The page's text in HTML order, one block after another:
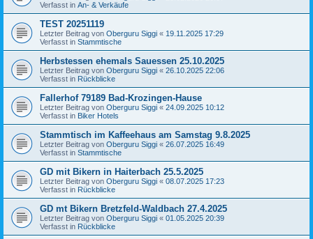
Verfasst in An- & Verkäufe
TEST 20251119
Letzter Beitrag von Oberguru Siggi « 19.11.2025 17:29
Verfasst in Stammtische
Herbstessen ehemals Sauessen 25.10.2025
Letzter Beitrag von Oberguru Siggi « 26.10.2025 22:06
Verfasst in Rückblicke
Fallerhof 79189 Bad-Krozingen-Hause
Letzter Beitrag von Oberguru Siggi « 24.09.2025 10:12
Verfasst in Biker Hotels
Stammtisch im Kaffeehaus am Samstag 9.8.2025
Letzter Beitrag von Oberguru Siggi « 26.07.2025 16:49
Verfasst in Stammtische
GD mit Bikern in Haiterbach 25.5.2025
Letzter Beitrag von Oberguru Siggi « 08.07.2025 17:23
Verfasst in Rückblicke
GD mt Bikern Bretzfeld-Waldbach 27.4.2025
Letzter Beitrag von Oberguru Siggi « 01.05.2025 20:39
Verfasst in Rückblicke